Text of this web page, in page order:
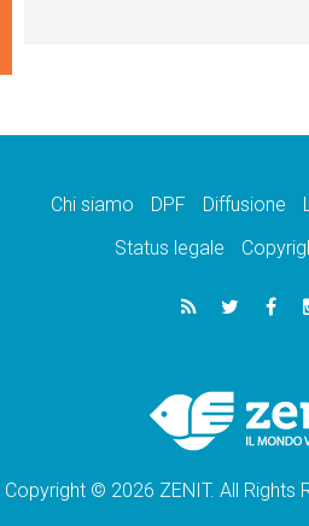
Chi siamo DPF Diffusione
Status legale
Copyright © 2026 ZENIT. All Rights